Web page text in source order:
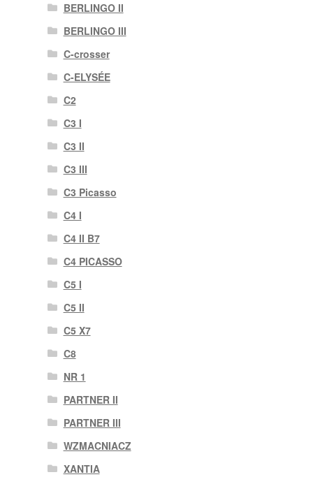
BERLINGO II
BERLINGO III
C-crosser
C-ELYSÉE
C2
C3 I
C3 II
C3 III
C3 Picasso
C4 I
C4 II B7
C4 PICASSO
C5 I
C5 II
C5 X7
C8
NR 1
PARTNER II
PARTNER III
WZMACNIACZ
XANTIA